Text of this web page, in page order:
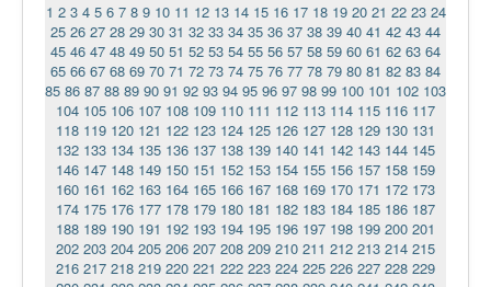
1 2 3 4 5 6 7 8 9 10 11 12 13 14 15 16 17 18 19 20 21 22 23 24
25 26 27 28 29 30 31 32 33 34 35 36 37 38 39 40 41 42 43 44
45 46 47 48 49 50 51 52 53 54 55 56 57 58 59 60 61 62 63 64
65 66 67 68 69 70 71 72 73 74 75 76 77 78 79 80 81 82 83 84
85 86 87 88 89 90 91 92 93 94 95 96 97 98 99 100 101 102 103
104 105 106 107 108 109 110 111 112 113 114 115 116 117
118 119 120 121 122 123 124 125 126 127 128 129 130 131
132 133 134 135 136 137 138 139 140 141 142 143 144 145
146 147 148 149 150 151 152 153 154 155 156 157 158 159
160 161 162 163 164 165 166 167 168 169 170 171 172 173
174 175 176 177 178 179 180 181 182 183 184 185 186 187
188 189 190 191 192 193 194 195 196 197 198 199 200 201
202 203 204 205 206 207 208 209 210 211 212 213 214 215
216 217 218 219 220 221 222 223 224 225 226 227 228 229